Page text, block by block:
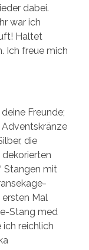
dabei.
war ich
Haltet
Ich freue mich
Freunde;
Adventskränze
die
Stangen mit
Mal
Stang med
ich reichlich